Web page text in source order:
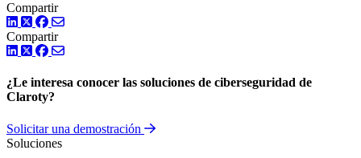
Compartir
LinkedIn
TwitterFacebook
Compartir
LinkedIn
TwitterFacebook
¿Le interesa conocer las soluciones de ciberseguridad de
Claroty?
Solicitar una demostración
Soluciones